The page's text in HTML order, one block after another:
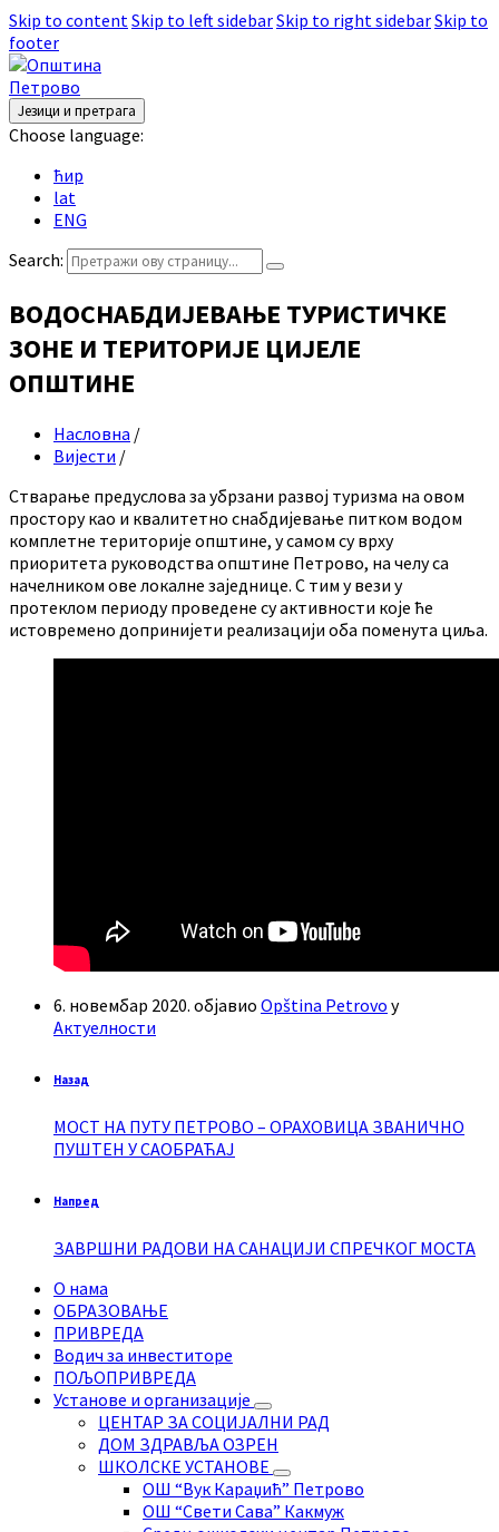
Skip to contentSkip to left sidebarSkip to right sidebarSkip to
footer
Језици и претрага
Choose language:
ћир
lat
ENG
Search:
ВОДОСНАБДИЈЕВАЊЕ ТУРИСТИЧКЕ
ЗОНЕ И ТЕРИТОРИЈЕ ЦИЈЕЛЕ
ОПШТИНЕ
Насловна /
Вијести /
Стварање предуслова за убрзани развој туризма на овом
простору као и квалитетно снабдијевање питком водом
комплетне територије општине, у самом су врху
приоритета руководства општине Петрово, на челу са
начелником ове локалне заједнице. С тим у вези у
протеклом периоду проведене су активности које ће
истовремено допринијети реализацији оба поменута циља.
6. новембар 2020. објавио Opština Petrovo у
Актуелности
Назад
МОСТ НА ПУТУ ПЕТРОВО – ОРАХОВИЦА ЗВАНИЧНО
ПУШТЕН У САОБРАЋАЈ
Напред
ЗАВРШНИ РАДОВИ НА САНАЦИЈИ СПРЕЧКОГ МОСТА
О нама
ОБРАЗОВАЊЕ
ПРИВРЕДА
Водич за инвеститоре
ПОЉОПРИВРЕДА
Установе и организације
ЦЕНТАР ЗА СОЦИЈАЛНИ РАД
ДОМ ЗДРАВЉА ОЗРЕН
ШКОЛСКЕ УСТАНОВЕ
ОШ “Вук Караџић” Петрово
ОШ “Свети Сава” Какмуж